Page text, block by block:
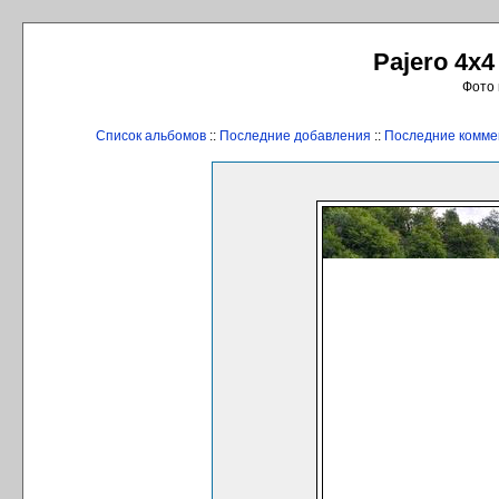
Pajero
Фото
Список альбомов :: Последние добавления :: Последние